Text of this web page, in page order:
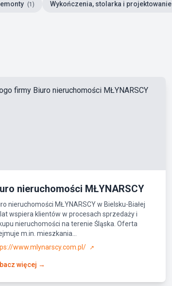
(1) Wykończenia, stolarka i projektowanie
nieruchomości MŁYNARSCY
nieruchomości MŁYNARSCY w Bielsku-Białej
wspiera klientów w procesach sprzedaży i
nieruchomości na terenie Śląska. Oferta
m.in. mieszkania...
www.mlynarscy.com.pl/
↗
więcej →